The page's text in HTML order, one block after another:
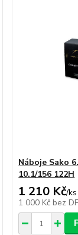
Náboje Sako
10.1/156 122H
1 210 Kč/ks
1 000 Kč bez